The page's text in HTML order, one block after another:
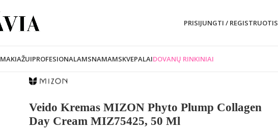
PRISIJUNGTI / REGISTRUOTIS
MAKIAŽUIPROFESIONALAMSNAMAMSKVEPALAIDOVANŲ RINKINIAI
Veido Kremas MIZON Phyto Plump Collagen
Day Cream MIZ75425, 50 Ml